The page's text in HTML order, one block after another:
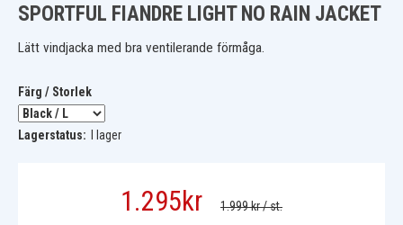
SPORTFUL FIANDRE LIGHT NO RAIN JACKET
Lätt vindjacka med bra ventilerande förmåga.
Färg / Storlek
Lagerstatus: I lager
1.295kr 1.999 kr/ st.